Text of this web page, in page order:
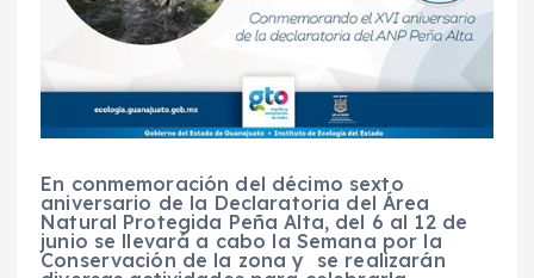
En conmemoración del décimo sexto
aniversario de la Declaratoria del Área
Natural Protegida Peña Alta, del 6 al 12 de
junio se llevará a cabo la Semana por la
Conservación de la zona y se realizarán